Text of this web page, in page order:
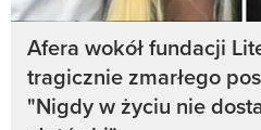
Afera wokół fundacji
tragicznie zmarłego
"Nigdy w życiu nie